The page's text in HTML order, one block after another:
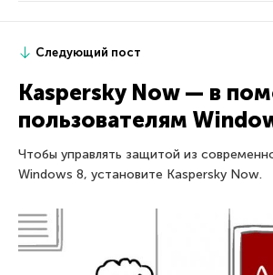
Следующий пост
Kaspersky Now — в
пользователям
Чтобы управлять защитой из
Windows 8, установите Kaspersky Now.